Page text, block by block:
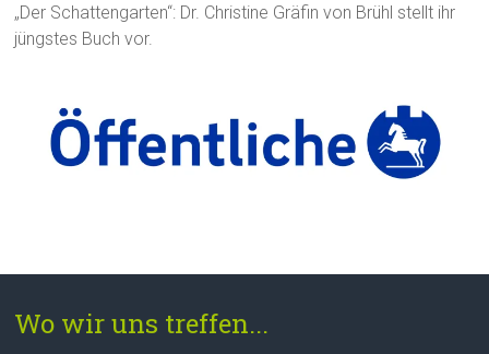
„Der Schattengarten“: Dr. Christine Gräfin von Brühl stellt ihr
jüngstes Buch vor.
Wo wir uns treffen...